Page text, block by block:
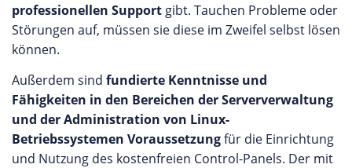
professionellen Support gibt. Tauchen Probleme oder
Störungen auf, müssen sie diese im Zweifel selbst lösen
können.
Außerdem sind fundierte Kenntnisse und
Fähigkeiten in den Bereichen der Serververwaltung
und der Administration von Linux-
Betriebssystemen Voraussetzungfür die Einrichtung
und Nutzung des kostenfreien Control-Panels. Der mit